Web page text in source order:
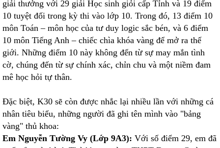
giải thưởng với 29 giải Học sinh giỏi cấp Tỉnh và 19 điểm
10 tuyệt đối trong kỳ thi vào lớp 10. Trong đó, 13 điểm 10
môn Toán – môn học của tư duy logic sắc bén, và 6 điểm
10 môn Tiếng Anh – chiếc chìa khóa vàng để mở ra thế
giới. Những điểm 10 này không đến từ sự may mắn tình
cờ, chúng đến từ sự chính xác, chỉn chu và một niềm đam
mê học hỏi tự thân.
Đặc biệt, K30 sẽ còn được nhắc lại nhiều lần với những cá
nhân tiêu biểu, những người đã ghi tên mình vào "bảng
vàng" thủ khoa:
Em Nguyễn Tường Vy (Lớp 9A3): Với số điểm 29, em đã